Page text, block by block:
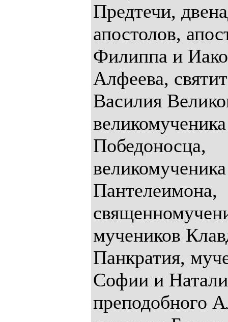
Предтечи,
апостолов,
Филиппа и
Алфеева,
Василия
Победоносца,
великомученика
Пантелеимона,
мучеников
Панкратия,
Софии и
преподобного